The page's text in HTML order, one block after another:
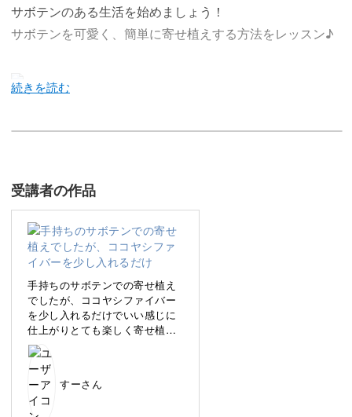
サボテンのある生活を始めましょう！
サボテンを可愛く、簡単に寄せ植えする方法をレッスン♪
別レッスン「サボテン生活をはじめよう」で基本知識が学
べたら、次は寄せ植えにチャレンジしていきましょう。
サボテンの苗を植えるときのポイントやトゲがささらない
す。
サボテンを育てた経験が無い方にもわかりやすいように、
ご家庭で簡単にできる方法をお伝えしていきますよ。
具体的なポイントは、
受講者の作品
手持ちのサボテンでの寄せ植え
でしたが、ココヤシファイバー
を少し入れるだけでいい感じに
仕上がりとても楽しく寄せ植え
できました。また挑戦してみた
いです。ありがとうございまし
た。
すーさん